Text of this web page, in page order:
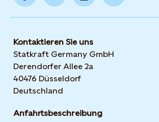
Kontaktieren Sie uns
Statkraft Germany GmbH
Derendorfer Allee 2a
40476 Düsseldorf
Deutschland
Anfahrtsbeschreibung